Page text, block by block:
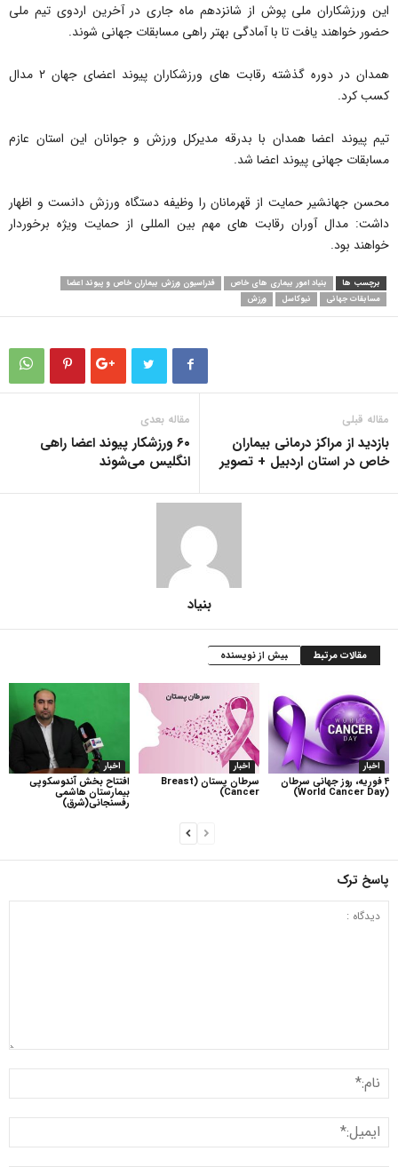
این ورزشکاران ملی پوش از شانزدهم ماه جاری در آخرین اردوی تیم ملی
حضور خواهند یافت تا با آمادگی بهتر راهی مسابقات جهانی شوند.
همدان در دوره گذشته رقابت های ورزشکاران پیوند اعضای جهان ۲ مدال
کسب کرد.
تیم پیوند اعضا همدان با بدرقه مدیرکل ورزش و جوانان این استان عازم
مسابقات جهانی پیوند اعضا شد.
محسن جهانشیر حمایت از قهرمانان را وظیفه دستگاه ورزش دانست و اظهار
داشت: مدال آوران رقابت های مهم بین المللی از حمایت ویژه برخوردار
خواهند بود.
برچسب ها بنیاد امور بیماری های خاص
فدراسیون ورزش بیماران خاص و پیوند اعضا
مسابقات جهانی
نیوکاسل ورزش
مقاله قبلی
بازدید از مراکز درمانی بیماران
خاص در استان اردبیل + تصویر
مقاله بعدی
۶۰ ورزشکار پیوند اعضا راهی
انگلیس می‌شوند
بنیاد
مقالات مرتبط بیش از نویسنده
اخبار
افتتاح بخش آندوسکوپی
بیمارستان هاشمی
رفسنجانی(شرق)
اخبار
سرطان پستان (Breast
Cancer)
اخبار
۴ فوریه، روز جهانی سرطان
(World Cancer Day)
پاسخ ترک